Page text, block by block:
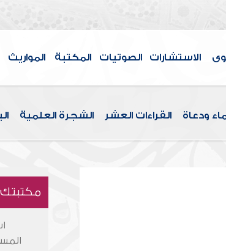
الاستشارات الصوتيات المكتبة المواريث
ودعاة القراءات العشر الشجرة العلمية
مكتبتك